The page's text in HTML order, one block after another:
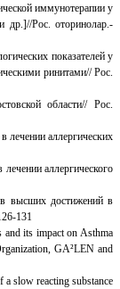
иммунотерапии у
др.]//Рос. оторинолар.-
показателей у
ринитами// Рос.
области// Рос.
аллергических
аллергического
высших достижений в
131
its impact on Asthma
GA²LEN and
slow reacting substance